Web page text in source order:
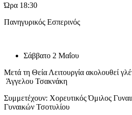
Ώρα 18:30
Πανηγυρικός Εσπερινός
Σάββατο 2 Μαΐου
Μετά τη Θεία Λειτουργία ακολουθεί
Άγγελου Τσακνάκη
Συμμετέχουν: Χορευτικός Όμιλος
Γυναικών Τσοτυλίου